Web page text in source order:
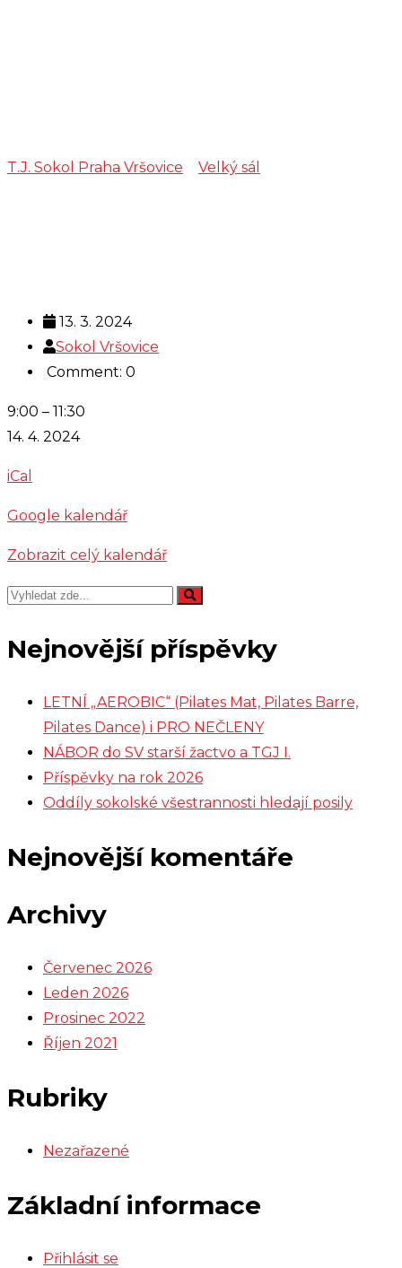
T.J. Sokol Praha Vršovice Velký sál
13. 3. 2024
Sokol Vršovice
Comment: 0
Volejbal:
soustředění
žáci
9:00 – 11:30
14. 4. 2024
iCal
Google kalendář
Zobrazit celý kalendář
Nejnovější příspěvky
LETNÍ „AEROBIC“ (Pilates Mat, Pilates Barre,
Pilates Dance) i PRO NEČLENY
NÁBOR do SV starší žactvo a TGJ I.
Příspěvky na rok 2026
Oddíly sokolské všestrannosti hledají posily
Nejnovější komentáře
Archivy
Červenec 2026
Leden 2026
Prosinec 2022
Říjen 2021
Rubriky
Nezařazené
Základní informace
Přihlásit se